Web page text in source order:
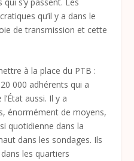
qu’il y a dans le
de transmission et cette
à la place du PTB :
000 adhérents qui a
aussi. Il y a
énormément de moyens,
quotidienne dans la
dans les sondages. Ils
les quartiers